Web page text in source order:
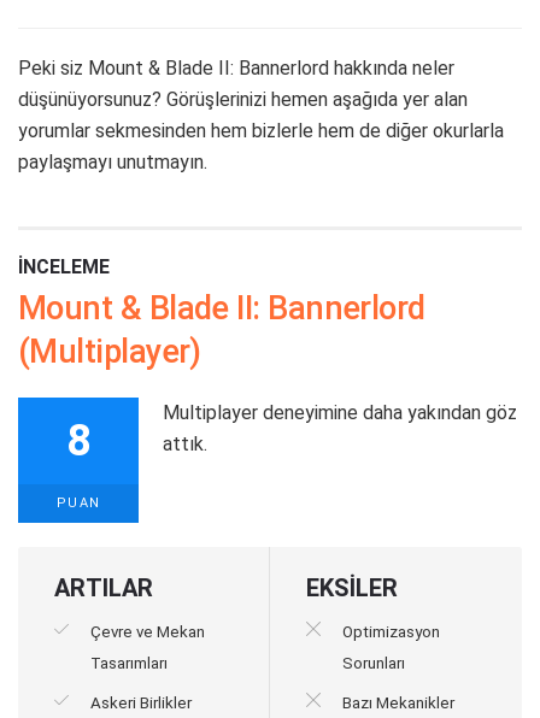
Peki siz Mount & Blade II: Bannerlord hakkında neler
düşünüyorsunuz? Görüşlerinizi hemen aşağıda yer alan
yorumlar sekmesinden hem bizlerle hem de diğer okurlarla
paylaşmayı unutmayın.
İNCELEME
Mount & Blade II: Bannerlord
(Multiplayer)
8
PUAN
Multiplayer deneyimine daha yakından göz
attık.
ARTILAR
Çevre ve Mekan
Tasarımları
Askeri Birlikler
EKSİLER
Optimizasyon
Sorunları
Bazı Mekanikler